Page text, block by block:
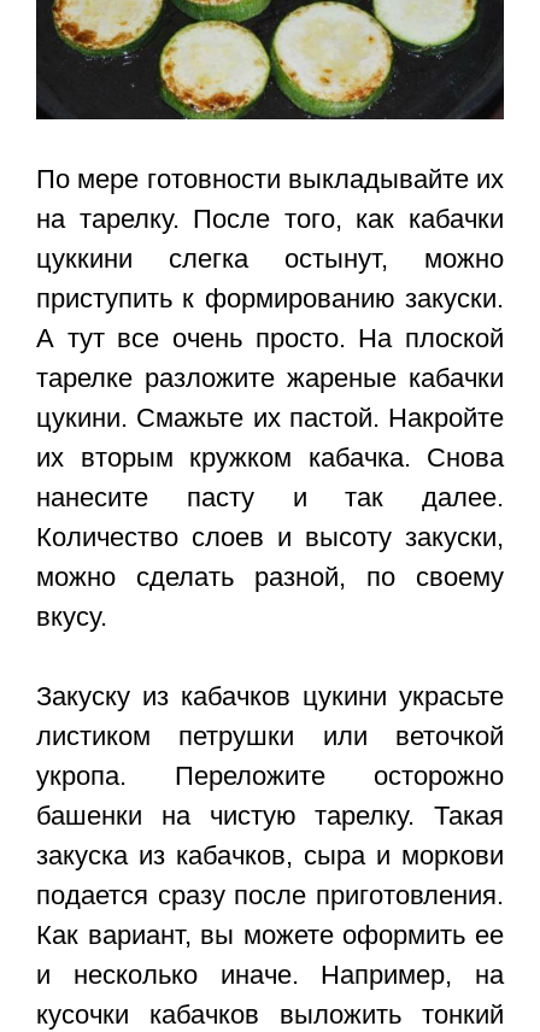
По мере готовности выкладывайте их
на тарелку. После того, как кабачки
цуккини слегка остынут, можно
приступить к формированию закуски.
А тут все очень просто. На плоской
тарелке разложите жареные кабачки
цукини. Смажьте их пастой. Накройте
их вторым кружком кабачка. Снова
нанесите пасту и так далее.
Количество слоев и высоту закуски,
можно сделать разной, по своему
вкусу.
Закуску из кабачков цукини украсьте
листиком петрушки или веточкой
укропа. Переложите осторожно
башенки на чистую тарелку. Такая
закуска из кабачков, сыра и моркови
подается сразу после приготовления.
Как вариант, вы можете оформить ее
и несколько иначе. Например, на
кусочки кабачков выложить тонкий